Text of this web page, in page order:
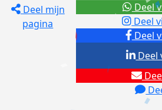
Deel mijn
pagina
Deel
Deel
Deel
Deel